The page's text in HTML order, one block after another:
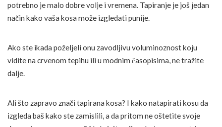
potrebno je malo dobre volje i vremena. Tapiranje je još jedan
način kako vaša kosa može izgledati punije.
Ako ste ikada poželjeli onu zavodljivu voluminoznost koju
vidite na crvenom tepihu ili u modnim časopisima, ne tražite
dalje.
Ali što zapravo znači tapirana kosa? I kako natapirati kosu da
izgleda baš kako ste zamislili, a da pritom ne oštetite svoje